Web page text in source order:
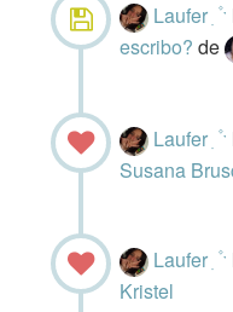
Laufer ִ ۫ ˑ
escribo?de
Laufer ִ ۫ ˑ
Susana
Laufer ִ ۫ ˑ
Kristel